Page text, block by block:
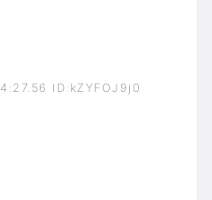
ID:kZYFOJ9j0